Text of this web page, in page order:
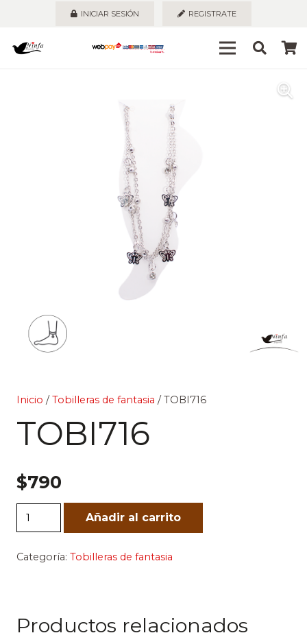
INICIAR SESIÓN REGISTRATE
Inicio /Tobilleras de fantasia / TOBI716
TOBI716
$790
TOBI716
cantidad
Añadir al carrito
Categoría: Tobilleras de fantasia
Productos relacionados